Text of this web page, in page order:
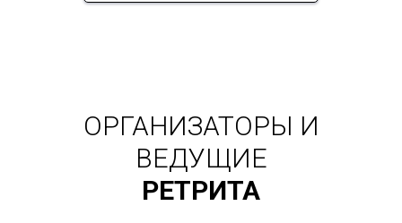
ОРГАНИЗАТОРЫ И
ВЕДУЩИЕ
РЕТРИТА